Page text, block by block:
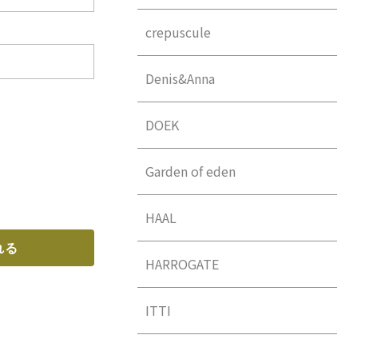
crepuscule
Denis&Anna
DOEK
Garden of eden
HAAL
HARROGATE
ITTI